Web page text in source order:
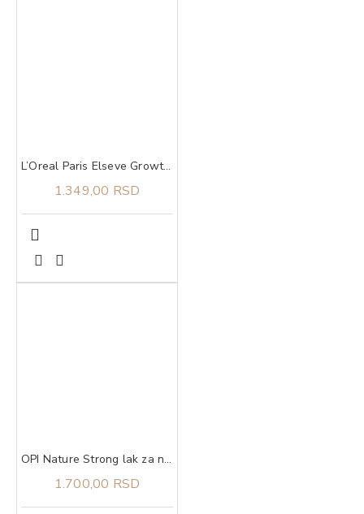
L’Oreal Paris Elseve Growth Booster serum 102 ml
1.349,00 RSD
OPI Nature Strong lak za nokte Strong as Shell
1.700,00 RSD